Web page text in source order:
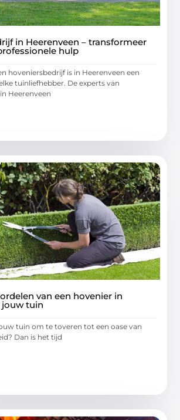
in Heerenveen – transformeer
hulp
hoveniersbedrijf is in Heerenveen een
tuinliefhebber. De experts van
Heerenveen
van een hovenier in
tuin
tuin om te toveren tot een oase van
Dan is het tijd